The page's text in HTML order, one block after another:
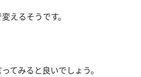
えるそうです。
てみると良いでしょう。